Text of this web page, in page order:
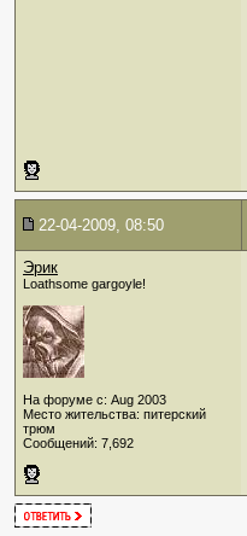
22-04-2009, 08:50
Эрик
Loathsome gargoyle!
На форуме с: Aug 2003
Место жительства: питерский
трюм
Сообщений: 7,692